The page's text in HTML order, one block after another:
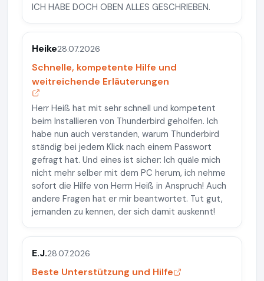
ICH HABE DOCH OBEN ALLES GESCHRIEBEN.
Heike28.07.2026
Schnelle, kompetente Hilfe und
weitreichende Erläuterungen
Herr Heiß hat mit sehr schnell und kompetent
beim Installieren von Thunderbird geholfen. Ich
habe nun auch verstanden, warum Thunderbird
ständig bei jedem Klick nach einem Passwort
gefragt hat. Und eines ist sicher: Ich quäle mich
nicht mehr selber mit dem PC herum, ich nehme
sofort die Hilfe von Herrn Heiß in Anspruch! Auch
andere Fragen hat er mir beantwortet. Tut gut,
jemanden zu kennen, der sich damit auskennt!
E.J.28.07.2026
Beste Unterstützung und Hilfe